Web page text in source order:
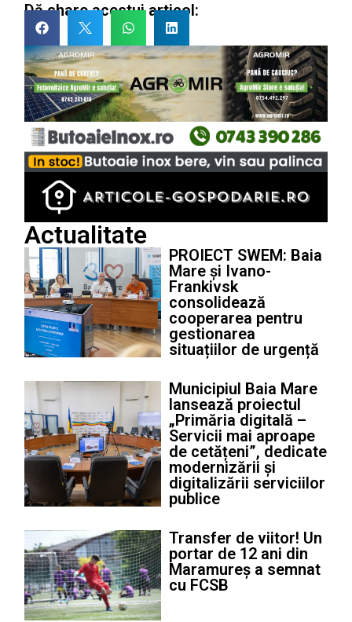
Dă share acestui articol:
Actualitate
PROIECT SWEM: Baia
Mare și Ivano-
Frankivsk
consolidează
cooperarea pentru
gestionarea
situațiilor de urgență
Municipiul Baia Mare
lansează proiectul
„Primăria digitală –
Servicii mai aproape
de cetățeni”, dedicate
modernizării și
digitalizării serviciilor
publice
Transfer de viitor! Un
portar de 12 ani din
Maramureș a semnat
cu FCSB